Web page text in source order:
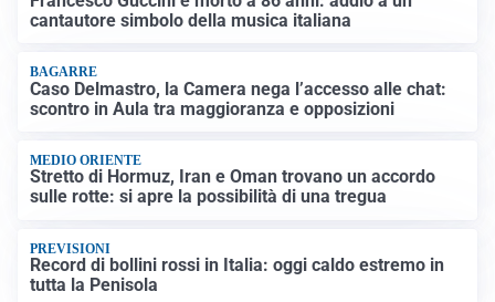
cantautore simbolo della musica italiana
BAGARRE
Caso Delmastro, la Camera nega l’accesso alle chat:
scontro in Aula tra maggioranza e opposizioni
MEDIO ORIENTE
Stretto di Hormuz, Iran e Oman trovano un accordo
sulle rotte: si apre la possibilità di una tregua
PREVISIONI
Record di bollini rossi in Italia: oggi caldo estremo in
tutta la Penisola